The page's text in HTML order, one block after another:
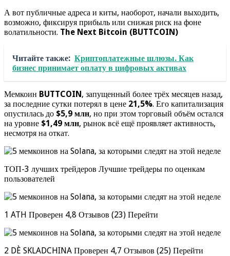
А вот публичные адреса и киты, наоборот, начали выходить,
возможно, фиксируя прибыль или снижая риск на фоне
волатильности. The Next Bitcoin (BUTTCOIN)
Читайте также: Криптоплатежные шлюзы. Как
бизнес принимает оплату в цифровых активах
Мемкоин BUTTCOIN, запущенный более трёх месяцев назад,
за последние сутки потерял в цене 21,5%. Его капитализация
опустилась до $5,9 млн, но при этом торговый объём остался
на уровне $1,49 млн, рынок всё ещё проявляет активность,
несмотря на откат.
ТОП-3 лучших трейдеров Лучшие трейдеры по оценкам
пользователей
1 ATH Проверен 4,8 Отзывов (23) Перейти
2 DÈ SKLADCHINA Проверен 4,7 Отзывов (25) Перейти